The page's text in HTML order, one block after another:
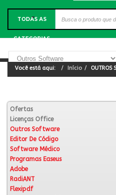
TODAS AS
CATEGORIAS
Você está aqui: Início OUTROS
Ofertas
Licenças Office
Outros Software
Editor De Código
Software Médico
Programas Easeus
Adobe
RadiANT
Flexipdf